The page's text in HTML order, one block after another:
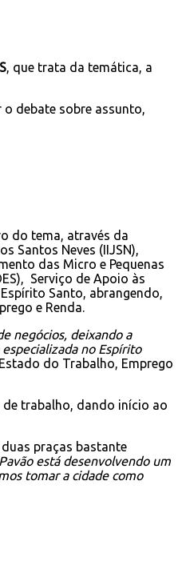
, que trata da temática, a
o debate sobre assunto,
do tema, através da
Santos Neves (IIJSN),
das Micro e Pequenas
Serviço de Apoio às
Santo, abrangendo,
e Renda.
negócios, deixando a
no Espírito
do Trabalho, Emprego
trabalho, dando início ao
praças bastante
está desenvolvendo um
tomar a cidade como